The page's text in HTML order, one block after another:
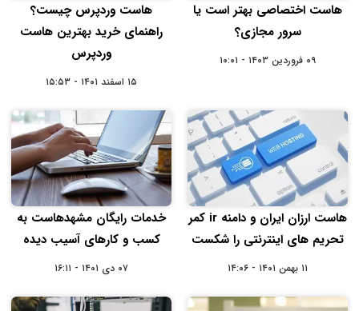
هاست اختصاصی بهتر است یا
سرور مجازی؟
۰۹ فروردین ۱۴۰۳ - ۱۰:۰۱
هاست وردپرس چیست؟
راهنمای خرید بهترین هاست
وردپرس
۱۵ اسفند ۱۴۰۱ - ۱۵:۵۳
هاست ارزان ایران و دامنه ir کمر
تحریم های اینترنتی را شکست
۱۱ بهمن ۱۴۰۱ - ۱۴:۰۶
خدمات رایگان مشهدهاست به
کسب و کارهای آسیب دیده
۰۷ دی ۱۴۰۱ - ۱۶:۱۱